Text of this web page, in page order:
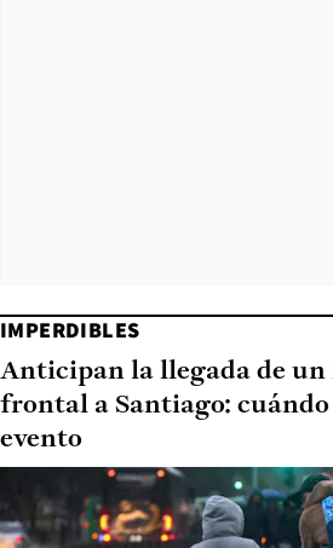
IMPERDIBLES
Anticipan la llegada de un
frontal a Santiago:
evento